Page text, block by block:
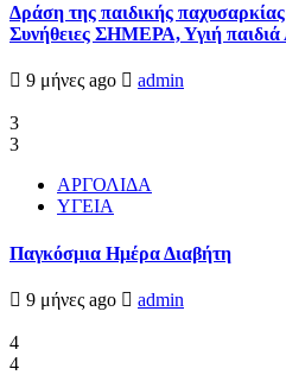
Δράση της παιδικής
Συνήθειες ΣΗΜΕΡΑ, Υγιή
9 μήνες ago admin
3
3
ΑΡΓΟΛΙΔΑ
ΥΓΕΙΑ
Παγκόσμια Ημέρα Διαβήτη
9 μήνες ago admin
4
4